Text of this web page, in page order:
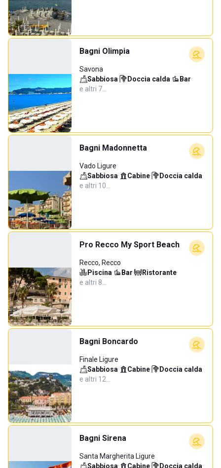
Bagni Olimpia
Savona
Sabbiosa· Doccia calda· Bar·
e altri 7…
Bagni Madonnetta
Vado Ligure
Sabbiosa· Cabine· Doccia calda·
e altri 10…
Pro Recco My Sport Beach
Recco, Recco
Piscina· Bar· Ristorante·
e altri 8…
Bagni Boncardo
Finale Ligure
Sabbiosa· Cabine· Doccia calda·
e altri 12…
Bagni Sirena
Santa Margherita Ligure
Sabbiosa· Cabine· Doccia calda·